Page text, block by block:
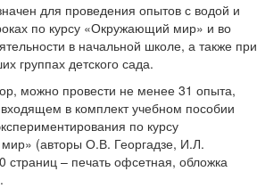
для проведения опытов с водой и
по курсу «Окружающий мир» и во
в начальной школе, а также при
группах детского сада.
можно провести не менее 31 опыта,
в комплект учебном пособии
по курсу
(авторы О.В. Георгадзе, И.Л.
страниц – печать офсетная, обложка